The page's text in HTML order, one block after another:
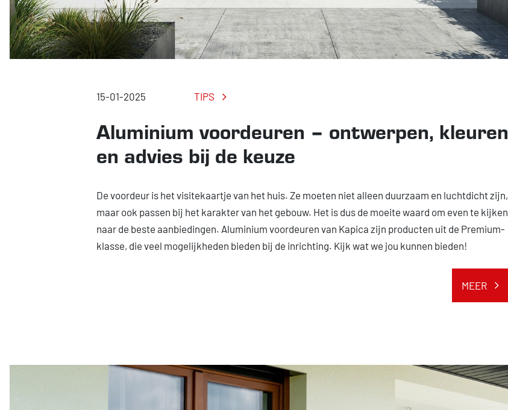
15-01-2025 TIPS
Aluminium voordeuren – ontwerpen, kleuren
en advies bij de keuze
De voordeur is het visitekaartje van het huis. Ze moeten niet alleen duurzaam en luchtdicht zijn,
maar ook passen bij het karakter van het gebouw. Het is dus de moeite waard om even te kijken
naar de beste aanbiedingen. Aluminium voordeuren van Kapica zijn producten uit de Premium-
klasse, die veel mogelijkheden bieden bij de inrichting. Kijk wat we jou kunnen bieden!
MEER